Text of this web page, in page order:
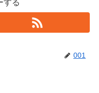
する
001